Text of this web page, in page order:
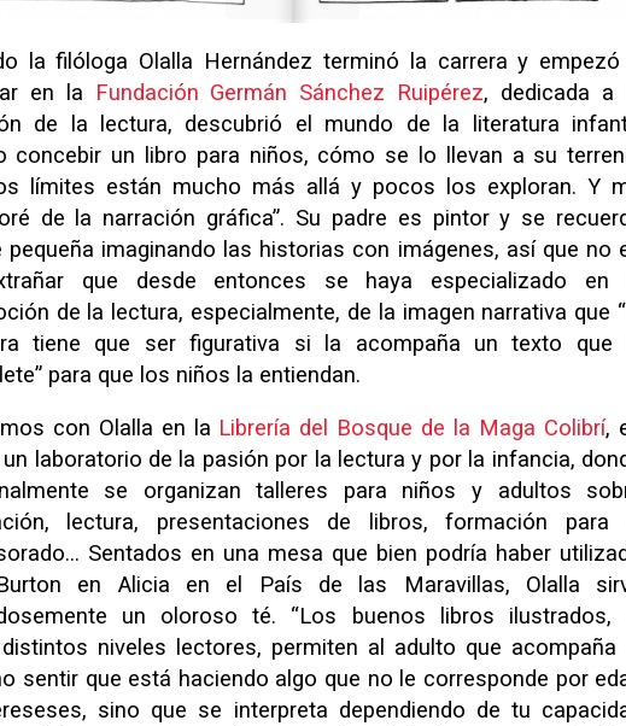
la filóloga Olalla Hernández terminó la carrera y
en la
Fundación Germán Sánchez Ruipérez, dedicada a
de la lectura, descubrió el mundo de la literatura
concebir un libro para niños, cómo se lo llevan a su
límites están mucho más allá y pocos los exploran. Y
de la narración gráfica”. Su padre es pintor y se
pequeña imaginando las historias con imágenes, así que no
que desde entonces se haya especializado en
de la lectura, especialmente, de la imagen narrativa que
tiene que ser figurativa si la acompaña un texto que
para que los niños la entiendan.
con Olalla en la Librería del Bosque de la Maga Colibrí,
un laboratorio de la pasión por la lectura y por la infancia,
se organizan talleres para niños y adultos
lectura, presentaciones de libros, formación para
Sentados en una mesa que bien podría haber
en Alicia en el País de las Maravillas, Olalla
un oloroso té. “Los buenos libros ilustrados,
niveles lectores, permiten al adulto que acompaña
sentir que está haciendo algo que no le corresponde por
sino que se interpreta dependiendo de tu